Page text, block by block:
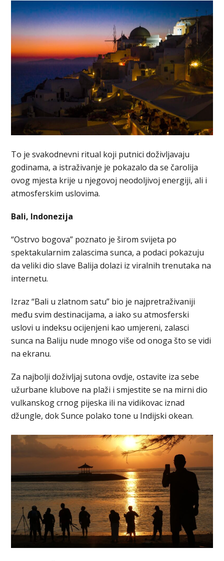
To je svakodnevni ritual koji putnici doživljavaju
godinama, a istraživanje je pokazalo da se čarolija
ovog mjesta krije u njegovoj neodoljivoj energiji, ali i
atmosferskim uslovima.
Bali, Indonezija
“Ostrvo bogova” poznato je širom svijeta po
spektakularnim zalascima sunca, a podaci pokazuju
da veliki dio slave Balija dolazi iz viralnih trenutaka na
internetu.
Izraz “Bali u zlatnom satu” bio je najpretraživaniji
među svim destinacijama, a iako su atmosferski
uslovi u indeksu ocijenjeni kao umjereni, zalasci
sunca na Baliju nude mnogo više od onoga što se vidi
na ekranu.
Za najbolji doživljaj sutona ovdje, ostavite iza sebe
užurbane klubove na plaži i smjestite se na mirni dio
vulkanskog crnog pijeska ili na vidikovac iznad
džungle, dok Sunce polako tone u Indijski okean.